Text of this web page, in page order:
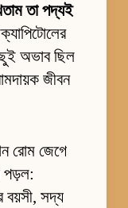
তা পদ্যই
অভাব ছিল
জীবন
রোম জেগে
পড়ল:
বয়সী, সদ্য